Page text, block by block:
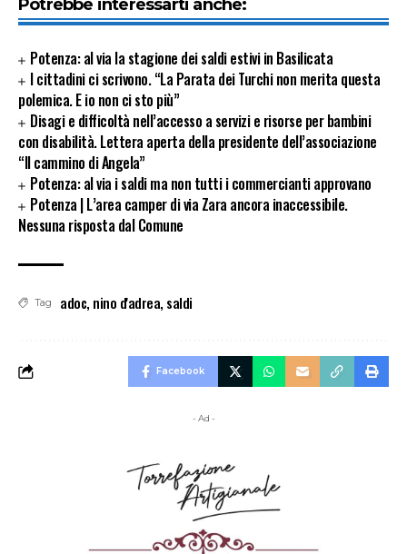
Potrebbe interessarti anche:
Potenza: al via la stagione dei saldi estivi in Basilicata
I cittadini ci scrivono. “La Parata dei Turchi non merita questa
polemica. E io non ci sto più”
Disagi e difficoltà nell’accesso a servizi e risorse per bambini
con disabilità. Lettera aperta della presidente dell’associazione
“Il cammino di Angela”
Potenza: al via i saldi ma non tutti i commercianti approvano
Potenza | L’area camper di via Zara ancora inaccessibile.
Nessuna risposta dal Comune
Tag adoc, nino d'adrea, saldi
Facebook
- Ad -